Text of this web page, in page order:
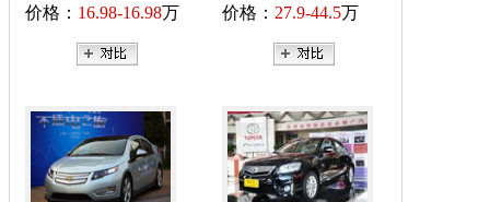
价格： 16.98-16.98万
价格： 27.9-44.5万